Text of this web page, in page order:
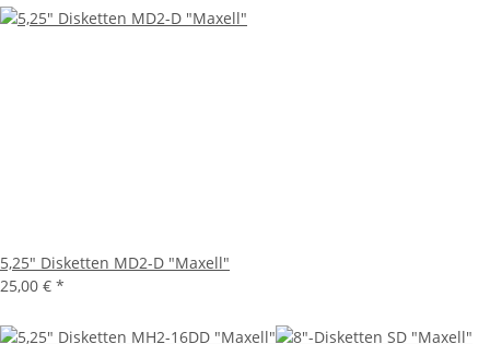
5,25" Disketten MD2-D "Maxell"
25,00 € *